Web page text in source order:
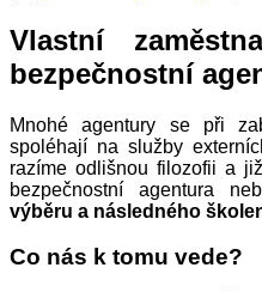
Vlastní
bezpečnostní
Mnohé agentury se při
spoléhají na služby
razíme odlišnou filozofii a
bezpečnostní agentura
výběru a následného
Co nás k tomu vede?